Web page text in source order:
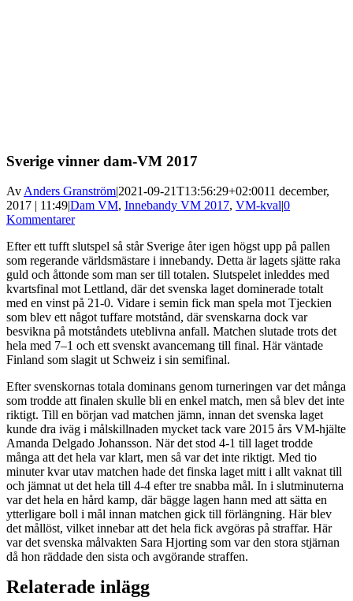
Sverige vinner dam-VM 2017
AvAnders Granström|2021-09-21T13:56:29+02:0011 december,
2017 | 11:49|Dam VM, Innebandy VM 2017, VM-kval|0
Kommentarer
Efter ett tufft slutspel så står Sverige åter igen högst upp på pallen
som regerande världsmästare i innebandy. Detta är lagets sjätte raka
guld och åttonde som man ser till totalen. Slutspelet inleddes med
kvartsfinal mot Lettland, där det svenska laget dominerade totalt
med en vinst på 21-0. Vidare i semin fick man spela mot Tjeckien
som blev ett något tuffare motstånd, där svenskarna dock var
besvikna på motståndets uteblivna anfall. Matchen slutade trots det
hela med 7–1 och ett svenskt avancemang till final. Här väntade
Finland som slagit ut Schweiz i sin semifinal.
Efter svenskornas totala dominans genom turneringen var det många
som trodde att finalen skulle bli en enkel match, men så blev det inte
riktigt. Till en början vad matchen jämn, innan det svenska laget
kunde dra iväg i målskillnaden mycket tack vare 2015 års VM-hjälte
Amanda Delgado Johansson. När det stod 4-1 till laget trodde
många att det hela var klart, men så var det inte riktigt. Med tio
minuter kvar utav matchen hade det finska laget mitt i allt vaknat till
och jämnat ut det hela till 4-4 efter tre snabba mål. In i slutminuterna
var det hela en hård kamp, där bägge lagen hann med att sätta en
ytterligare boll i mål innan matchen gick till förlängning. Här blev
det mållöst, vilket innebar att det hela fick avgöras på straffar. Här
var det svenska målvakten Sara Hjorting som var den stora stjärnan
då hon räddade den sista och avgörande straffen.
Relaterade inlägg